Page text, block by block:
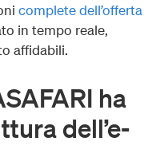
complete dell’offerta
in tempo reale,
affidabili.
ha
dell’e-